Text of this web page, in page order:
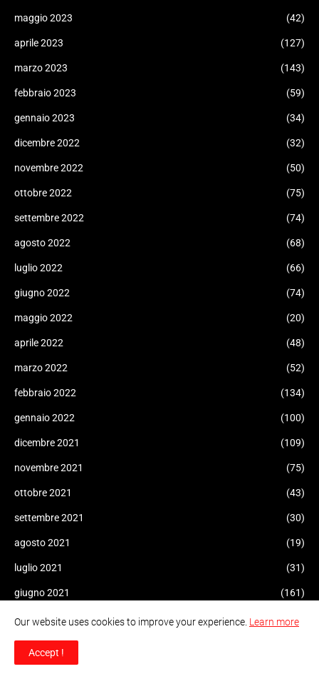
maggio 2023 (42)
aprile 2023 (127)
marzo 2023 (143)
febbraio 2023 (59)
gennaio 2023 (34)
dicembre 2022 (32)
novembre 2022 (50)
ottobre 2022 (75)
settembre 2022 (74)
agosto 2022 (68)
luglio 2022 (66)
giugno 2022 (74)
maggio 2022 (20)
aprile 2022 (48)
marzo 2022 (52)
febbraio 2022 (134)
gennaio 2022 (100)
dicembre 2021 (109)
novembre 2021 (75)
ottobre 2021 (43)
settembre 2021 (30)
agosto 2021 (19)
luglio 2021 (31)
giugno 2021 (161)
maggio 2021 (161)
aprile 2021
marzo 2021
Our website uses cookies to improve your experience. Learn more
Accept !